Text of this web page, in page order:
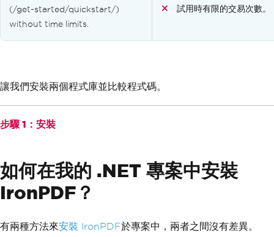
(/get-started/quickstart/)
without time limits.
試用時有限的交易次數。
讓我們安裝兩個程式庫並比較程式碼。
步驟 1：安裝
如何在我的 .NET 專案中安裝
IronPDF？
有兩種方法來安裝 IronPDF於專案中，兩者之間沒有差異。